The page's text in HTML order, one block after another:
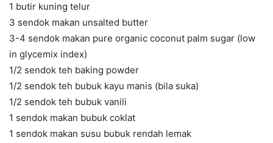
1 butir kuning telur
3 sendok makan unsalted butter
3-4 sendok makan pure organic coconut palm sugar (low
in glycemix index)
1/2 sendok teh baking powder
1/2 sendok teh bubuk kayu manis (bila suka)
1/2 sendok teh bubuk vanili
1 sendok makan bubuk coklat
1 sendok makan susu bubuk rendah lemak